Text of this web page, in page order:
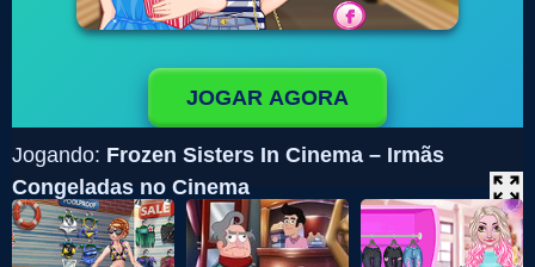
JOGAR AGORA
Jogando: Frozen Sisters In Cinema – Irmãs
Congeladas no Cinema